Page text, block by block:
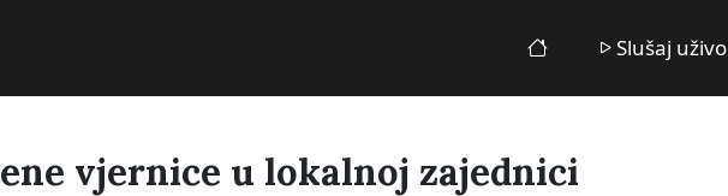
Slušaj uživo
vjernice u lokalnoj zajednici